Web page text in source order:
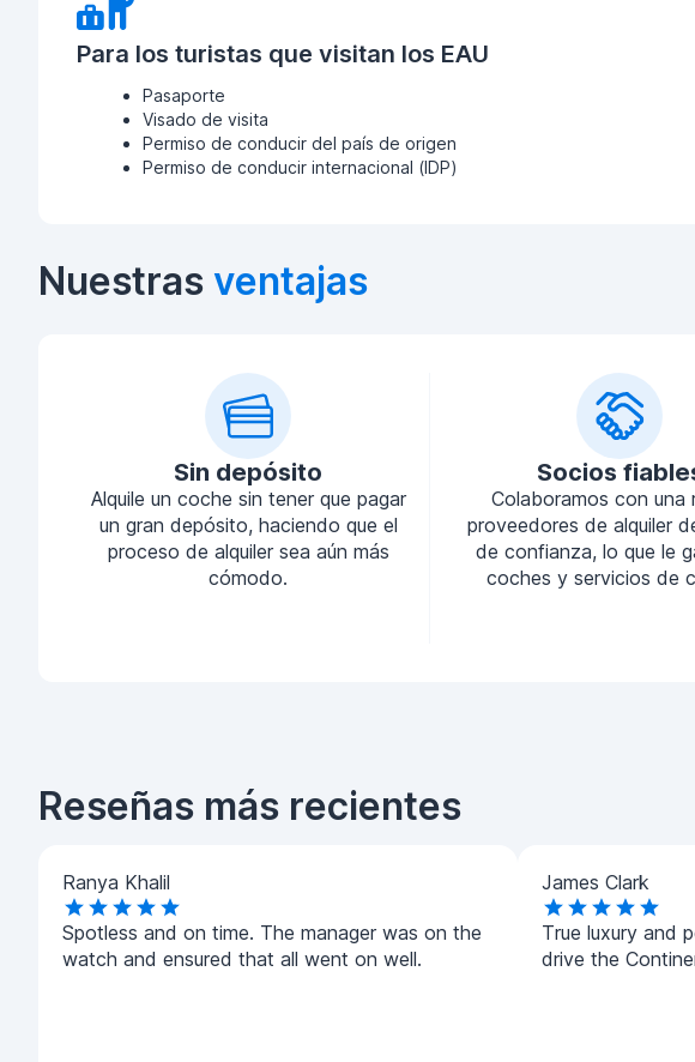
Para los turistas que visitan los EAU
Pasaporte
Visado de visita
Permiso de conducir del país de origen
Permiso de conducir internacional (IDP)
Nuestras ventajas
Sin depósito
Alquile un coche sin tener que pagar
un gran depósito, haciendo que el
proceso de alquiler sea aún más
cómodo.
Socios
Colaboramos con una
proveedores de alquiler
de confianza, lo que le
coches y servicios de
Reseñas más recientes
Ranya Khalil
Spotless and on time. The manager was on the
watch and ensured that all went on well.
James Clark
True luxury and
drive the